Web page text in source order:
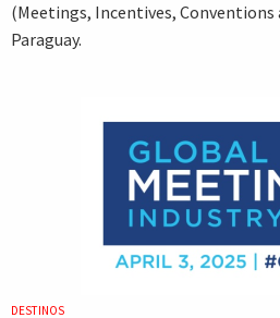
(Meetings, Incentives, Conventions
Paraguay.
DESTINOS